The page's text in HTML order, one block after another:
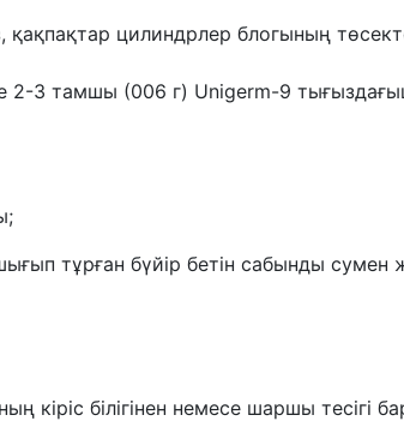
цилиндрлер блогының
2-3 тамшы (006 г) Unigerm-9
тұрған бүйір бетін сабынды сумен
кіріс білігінен немесе шаршы тесігі